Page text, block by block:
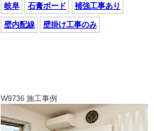
岐阜 石膏ボード 補強工事あり
壁内配線 壁掛け工事のみ
W9736 施工事例